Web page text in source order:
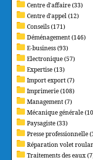
Centre d'affaire (33)
Centre d'appel (12)
Conseils (171)
Déménagement (146)
E-business (93)
Electronique (57)
Expertise (13)
Import export (7)
Imprimerie (108)
Management (7)
Mécanique générale
Paysagiste (33)
Presse professionnelle
Réparation volet
Traitements des eaux